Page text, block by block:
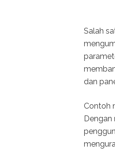
Salah
dan
Contoh
Dengan